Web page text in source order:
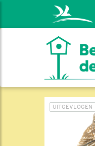
UITGEVLOGEN